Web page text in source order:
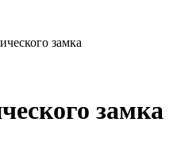
замка
замка